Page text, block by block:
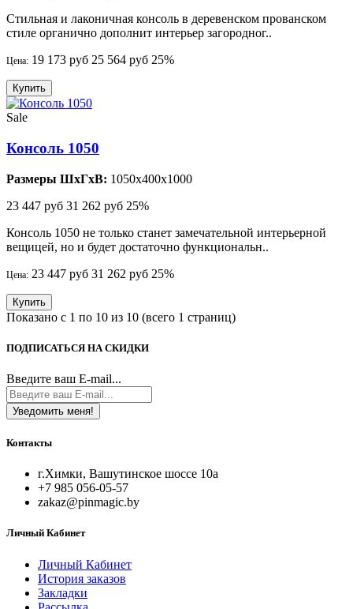
Стильная и лаконичная консоль в деревенском прованском
стиле органично дополнит интерьер загородног..
Цена: 19 173 руб 25 564 руб 25%
Купить
Sale
Консоль 1050
Размеры ШхГхВ: 1050x400x1000
23 447 руб 31 262 руб 25%
Консоль 1050 не только станет замечательной интерьерной
вещицей, но и будет достаточно функциональн..
Цена: 23 447 руб 31 262 руб 25%
Купить
Показано с 1 по 10 из 10 (всего 1 страниц)
ПОДПИСАТЬСЯ НА СКИДКИ
Введите ваш E-mail...
Уведомить меня!
Контакты
г.Химки, Вашутинское шоссе 10а
+7 985 056-05-57
zakaz@pinmagic.by
Личный Кабинет
Личный Кабинет
История заказов
Закладки